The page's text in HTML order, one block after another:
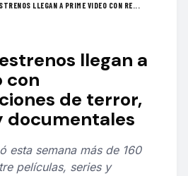
LLEGAN A PRIME VIDEO CON RE...
llegan a
con
de terror,
documentales
esta semana más de 160
películas, series y